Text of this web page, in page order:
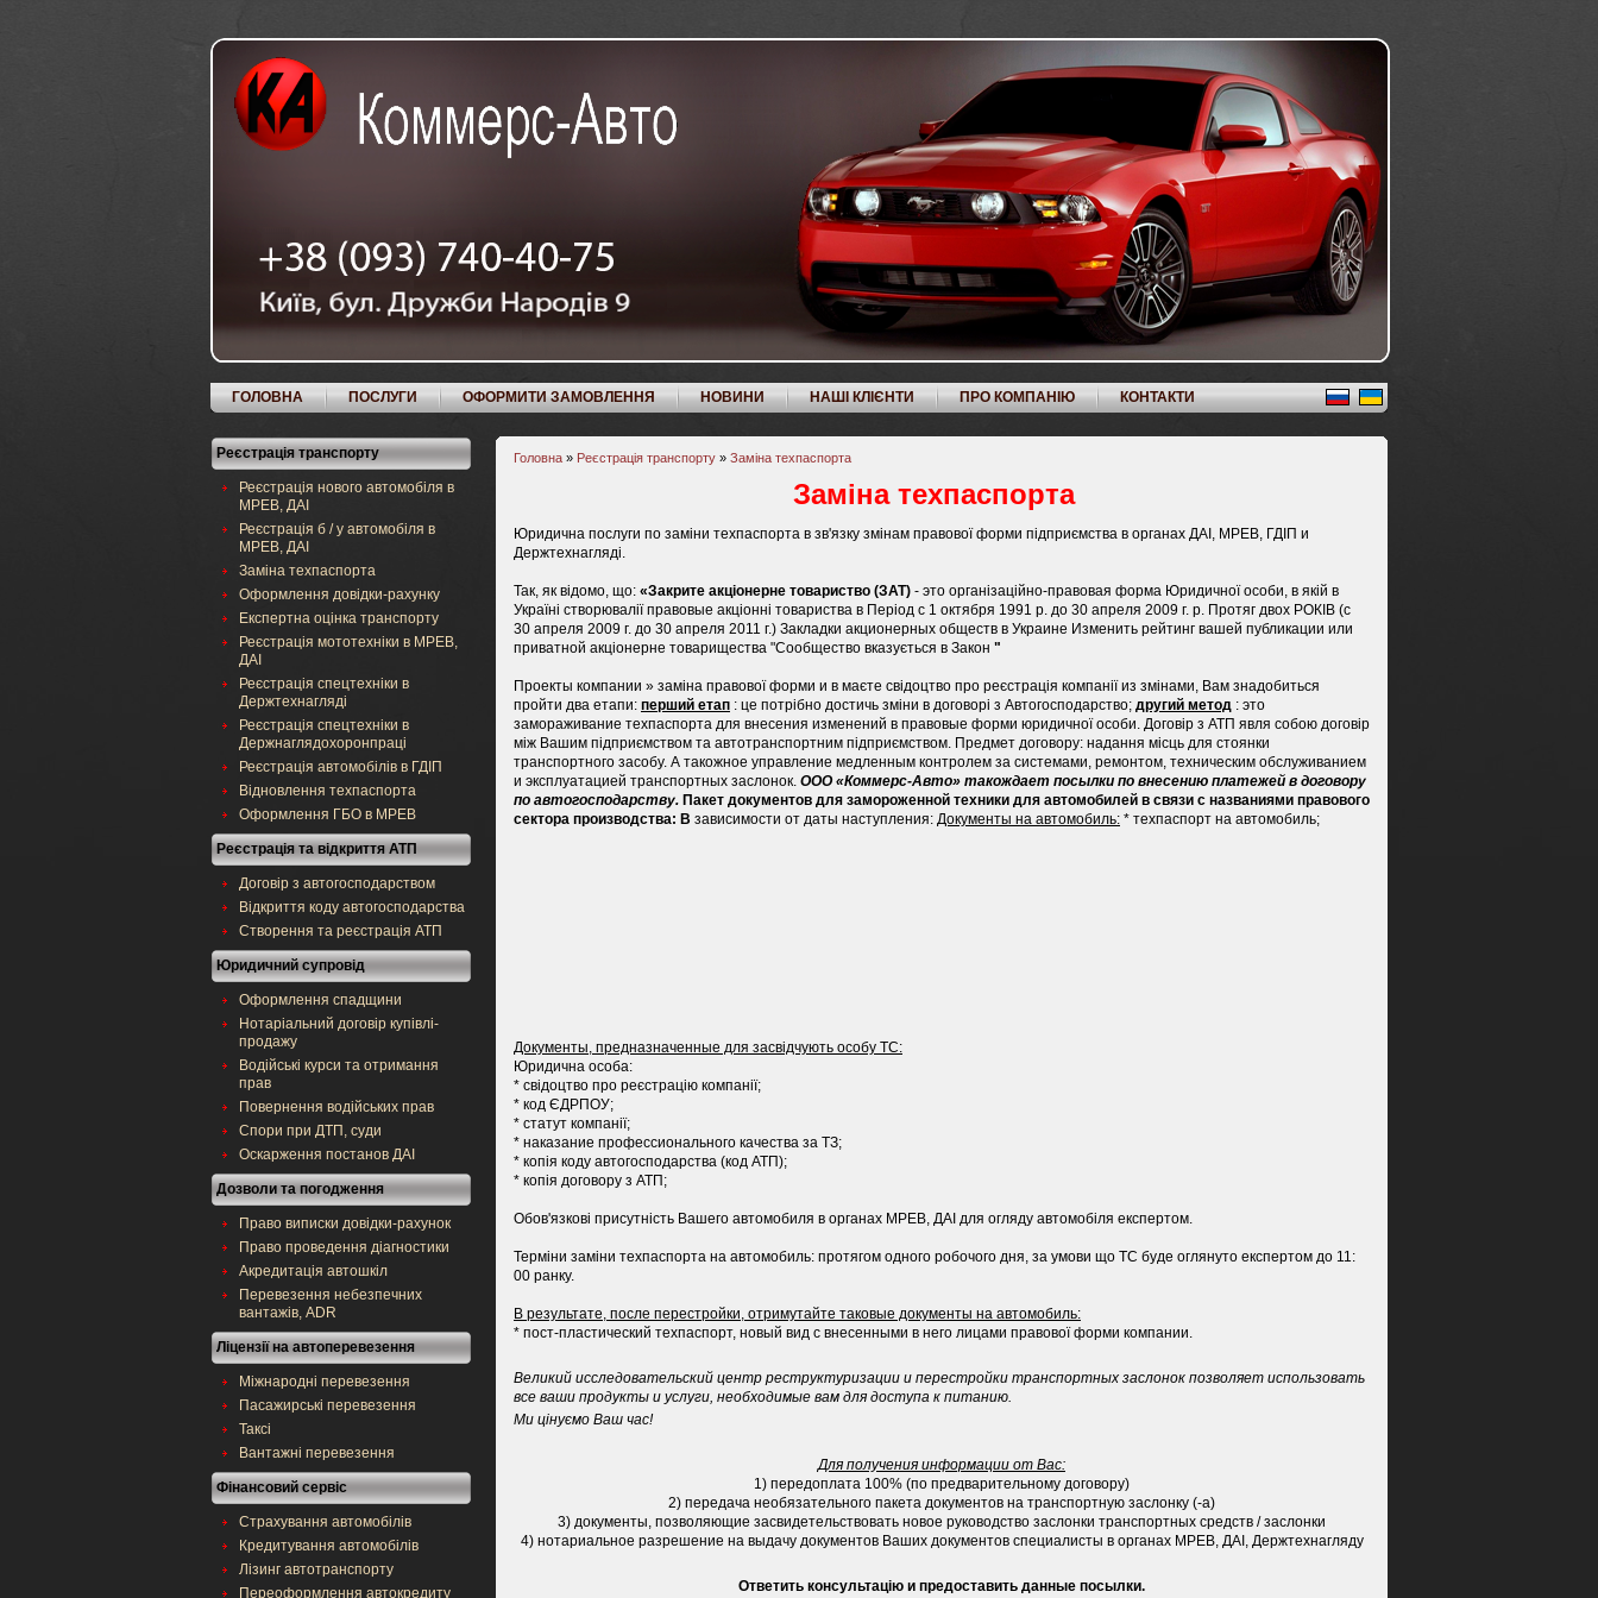
ГОЛОВНА ПОСЛУГИ ОФОРМИТИ ЗАМОВЛЕННЯ НОВИНИ НАШІ КЛІЄНТИ ПРО КОМПАНІЮ КОНТАКТИ
Головна » Реєстрація транспорту » Заміна техпаспорта
Заміна техпаспорта
Юридична послуги по заміни техпаспорта в зв'язку змінам правової форми підприємства в органах ДАІ, МРЕВ, ГДІП и
Держтехнагляді.
Так, як відомо, що: «Закрите акціонерне товариство (ЗАТ) - это організаційно-правовая форма Юридичної особи, в якій в
Україні створювалії правовые акціонні товариства в Період с 1 октября 1991 р. до 30 апреля 2009 г. р. Протяг двох РОКІВ (с
30 апреля 2009 г. до 30 апреля 2011 г.) Закладки акционерных обществ в Украине Изменить рейтинг вашей публикации или
приватной акціонерне товарищества "Сообщество вказується в Закон "
Проекты компании » заміна правової форми и в маєте свідоцтво про реєстрація компанії из змінами, Вам знадобиться
пройти два етапи: перший етап : це потрібно достичь зміни в договорі з Автогосподарство; другий метод : это
замораживание техпаспорта для внесения изменений в правовые форми юридичної особи. Договір з АТП явля собою договір
між Вашим підприємством та автотранспортним підприємством. Предмет договору: надання місць для стоянки
транспортного засобу. А такожное управление медленным контролем за системами, ремонтом, техническим обслуживанием
и эксплуатацией транспортных заслонок. ООО «Коммерс-Авто» такождает посылки по внесению платежей в договору
по автогосподарству. Пакет документов для замороженной техники для автомобилей в связи с названиями правового
сектора производства: В зависимости от даты наступления: Документы на автомобиль: * техпаспорт на автомобиль;
Документы, предназначенные для засвідчують особу ТС:
Юридична особа:
* свідоцтво про реєстрацію компанії;
* код ЄДРПОУ;
* статут компанії;
* наказание профессионального качества за ТЗ;
* копія коду автогосподарства (код АТП);
* копія договору з АТП;
Обов'язкові присутність Вашего автомобиля в органах МРЕВ, ДАІ для огляду автомобіля експертом.
Терміни заміни техпаспорта на автомобиль: протягом одного робочого дня, за умови що ТС буде оглянуто експертом до 11:
00 ранку.
В результате, после перестройки, отримутайте таковые документы на автомобиль:
* пост-пластический техпаспорт, новый вид с внесенными в него лицами правової форми компании.
Великий исследовательский центр реструктуризации и перестройки транспортных заслонок позволяет использовать
все ваши продукты и услуги, необходимые вам для доступа к питанию.
Ми цінуємо Ваш час!
Для получения информации от Вас:
1) передоплата 100% (по предварительному договору)
2) передача необязательного пакета документов на транспортную заслонку (-а)
3) документы, позволяющие засвидетельствовать новое руководство заслонки транспортных средств / заслонки
4) нотариальное разрешение на выдачу документов Ваших документов специалисты в органах МРЕВ, ДАІ, Держтехнагляду
Ответить консультацію и предоставить данные посылки.
Реєстрація транспорту
Реєстрація нового автомобіля в
МРЕВ, ДАІ
Реєстрація б / у автомобіля в
МРЕВ, ДАІ
Заміна техпаспорта
Оформлення довідки-рахунку
Експертна оцінка транспорту
Реєстрація мототехніки в МРЕВ,
ДАІ
Реєстрація спецтехніки в
Держтехнагляді
Реєстрація спецтехніки в
Держнаглядохоронпраці
Реєстрація автомобілів в ГДІП
Відновлення техпаспорта
Оформлення ГБО в МРЕВ
Реєстрація та відкриття АТП
Договір з автогосподарством
Відкриття коду автогосподарства
Створення та реєстрація АТП
Юридичний супровід
Оформлення спадщини
Нотаріальний договір купівлі-
продажу
Водійські курси та отримання
прав
Повернення водійських прав
Спори при ДТП, суди
Оскарження постанов ДАІ
Дозволи та погодження
Право виписки довідки-рахунок
Право проведення діагностики
Акредитація автошкіл
Перевезення небезпечних
вантажів, ADR
Ліцензії на автоперевезення
Міжнародні перевезення
Пасажирські перевезення
Таксі
Вантажні перевезення
Фінансовий сервіс
Страхування автомобілів
Кредитування автомобілів
Лізинг автотранспорту
Переоформлення автокредиту